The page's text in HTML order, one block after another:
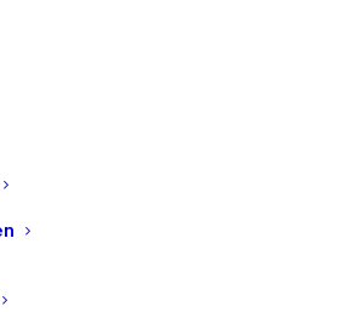
249